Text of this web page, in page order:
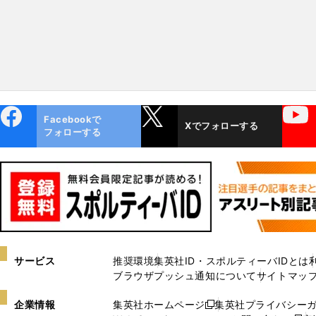
ok
Facebookで
フォローする
Xでフォローする
YouTube
サービス 推奨環境集英社ID・スポルティーバIDとは
ブラウザプッシュ通知についてサイトマッ
企業情報 集英社ホームページ
新
集英社プライバシー